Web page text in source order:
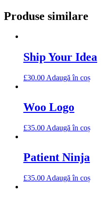
Produse similare
Ship Your Idea
£30.00 Adaugă în coș
Woo Logo
£35.00 Adaugă în coș
Patient Ninja
£35.00 Adaugă în coș